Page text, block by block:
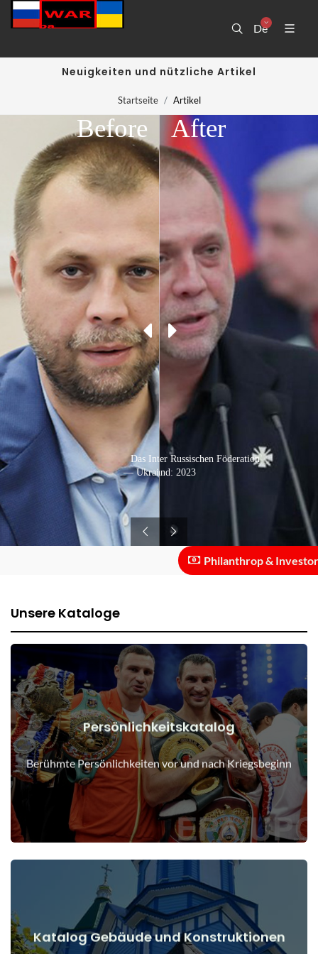
De
Neuigkeiten und nützliche Artikel
Startseite Artikel
Rede in der Staatsduma der Russischen Föderation
— Russland: 2023
After
Das Interview
— Ukraine: 2014
Before
Philanthrop & Investor ::
Unsere Kataloge
Persönlichkeitskatalog
Berühmte Persönlichkeiten vor und nach Kriegsbeginn
Menschen vor und nach Kriegsbeginn
Details anzeigen
Katalog Gebäude und Konstruktionen
Details anzeigen